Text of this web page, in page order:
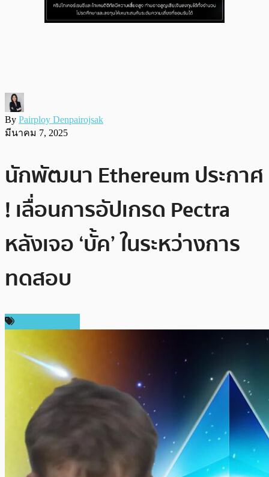
By Pairploy Denpairojsak
มีนาคม 7, 2025
นักพัฒนา Ethereum ประกาศ
! เลื่อนการอัปเกรด Pectra
หลังเจอ ‘บั้ค’ ในระหว่างการ
ทดสอบ